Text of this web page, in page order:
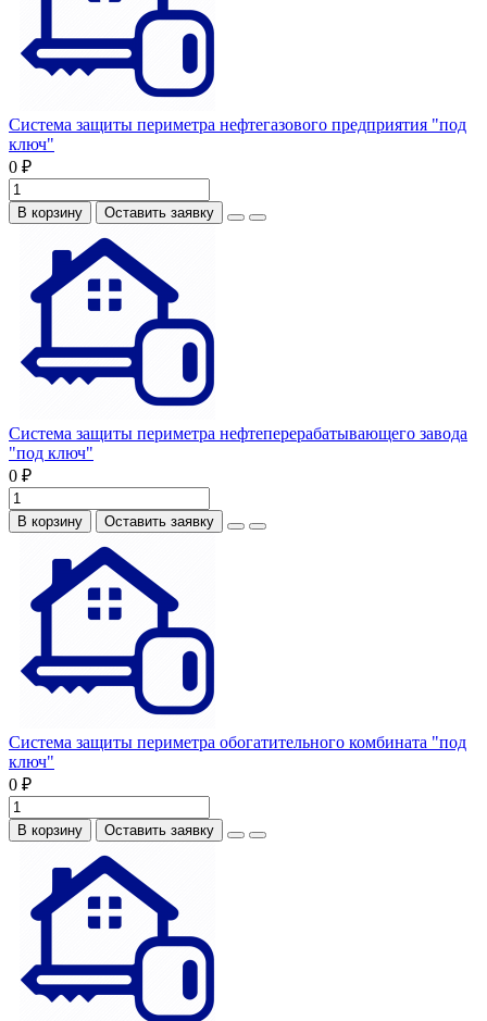
Система защиты периметра нефтегазового предприятия "под
ключ"
0 ₽
В корзину Оставить заявку
Система защиты периметра нефтеперерабатывающего завода
"под ключ"
0 ₽
В корзину Оставить заявку
Система защиты периметра обогатительного комбината "под
ключ"
0 ₽
В корзину Оставить заявку